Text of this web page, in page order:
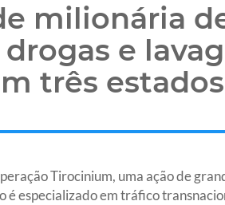
milionária
e
três estados
Tirocinium, uma ação de
especializado em tráfico